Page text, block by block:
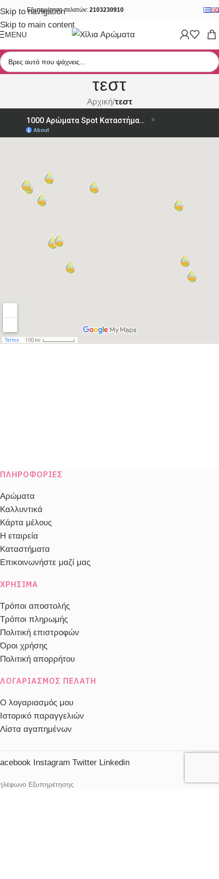
Skip to navigation
Skip to main content
Εξυπηρέτηση πελατών: 2103230910
MENU
τεστ
Αρχική/τεστ
ΠΛΗΡΟΦΟΡΊΕΣ
Αρώματα
Καλλυντικά
Κάρτα μέλους
Η εταιρεία
Καταστήματα
Επικοινωνήστε μαζί μας
ΧΡΉΣΙΜΑ
Τρόποι αποστολής
Τρόποι πληρωμής
Πολιτική επιστροφών
Όροι χρήσης
Πολιτική απορρήτου
ΛΟΓΑΡΙΑΣΜΌΣ ΠΕΛΆΤΗ
Ο λογαριασμός μου
Ιστορικό παραγγελιών
Λίστα αγαπημένων
Instagram Twitter Linkedin
Εξυπηρέτησης